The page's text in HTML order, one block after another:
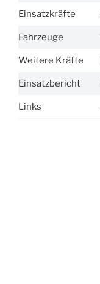
Einsatzkräfte
Fahrzeuge
Weitere Kräfte
Einsatzbericht
Links